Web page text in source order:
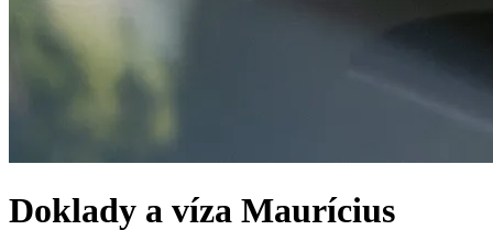
Doklady a víza Maurícius